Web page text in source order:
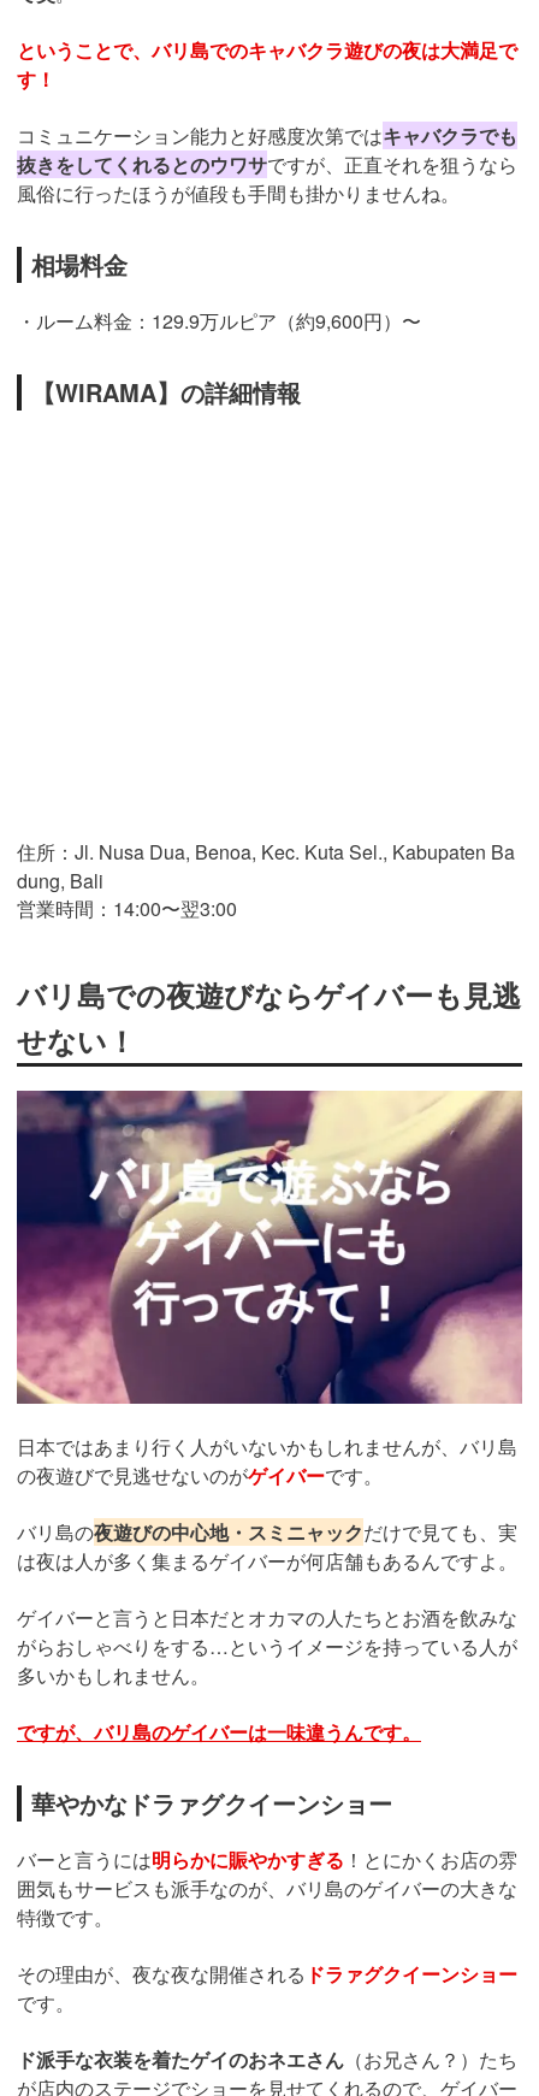
ということで、バリ島でのキャバクラ遊びの夜は大満足で
す！
コミュニケーション能力と好感度次第ではキャバクラでも
抜きをしてくれるとのウワサですが、正直それを狙うなら
風俗に行ったほうが値段も手間も掛かりませんね。
相場料金
・ルーム料金：129.9万ルピア（約9,600円）〜
【WIRAMA】の詳細情報
住所：Jl. Nusa Dua, Benoa, Kec. Kuta Sel., Kabupaten Ba
dung, Bali
営業時間：14:00〜翌3:00
バリ島での夜遊びならゲイバーも見逃
せない！
日本ではあまり行く人がいないかもしれませんが、バリ島
の夜遊びで見逃せないのがゲイバーです。
バリ島の夜遊びの中心地・スミニャックだけで見ても、実
は夜は人が多く集まるゲイバーが何店舗もあるんですよ。
ゲイバーと言うと日本だとオカマの人たちとお酒を飲みな
がらおしゃべりをする…というイメージを持っている人が
多いかもしれません。
ですが、バリ島のゲイバーは一味違うんです。
華やかなドラァグクイーンショー
バーと言うには明らかに賑やかすぎる ！とにかくお店の雰
囲気もサービスも派手なのが、バリ島のゲイバーの大きな
特徴です。
その理由が、夜な夜な開催される ドラァグクイーンショー
です。
ド派手な衣装を着たゲイのおネエさん （お兄さん？）たち
が店内のステージでショーを見せてくれるので、ゲイバー